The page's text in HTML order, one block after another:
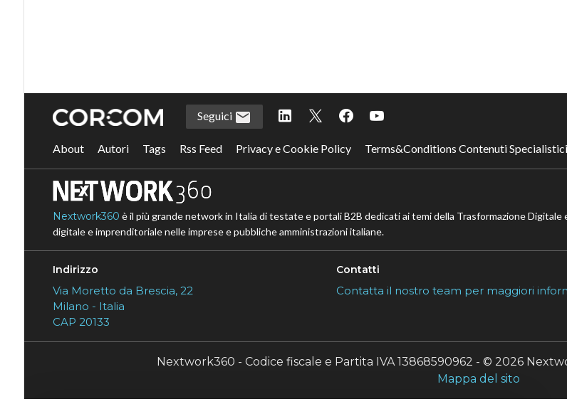
Seguici
About Autori Tags Rss Feed Privacy e Cookie Policy Terms&Conditions Contenuti Specialistici
Nextwork360 è il più grande network in Italia di testate e portali B2B dedicati ai temi della Trasformazione
digitale e imprenditoriale nelle imprese e pubbliche amministrazioni italiane.
Indirizzo
Via Moretto da Brescia, 22
Milano - Italia
CAP 20133
Contatti
Contatta il nostro team per maggiori
Nextwork360 - Codice fiscale e Partita IVA 13868590962 - © 2026
Mappa del sito